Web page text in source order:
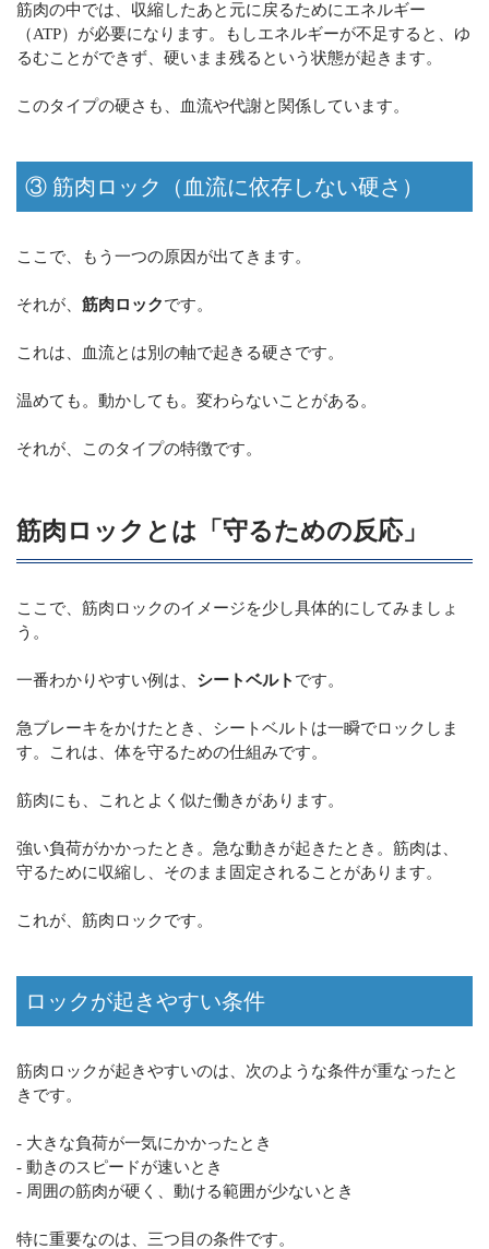
筋肉の中では、収縮したあと元に戻るためにエネルギー
（ATP）が必要になります。もしエネルギーが不足すると、ゆ
るむことができず、硬いまま残るという状態が起きます。
このタイプの硬さも、血流や代謝と関係しています。
③ 筋肉ロック（血流に依存しない硬さ）
ここで、もう一つの原因が出てきます。
それが、 筋肉ロックです。
これは、血流とは別の軸で起きる硬さです。
温めても。動かしても。変わらないことがある。
それが、このタイプの特徴です。
筋肉ロックとは「守るための反応」
ここで、筋肉ロックのイメージを少し具体的にしてみましょ
う。
一番わかりやすい例は、 シートベルト です。
急ブレーキをかけたとき、シートベルトは一瞬でロックしま
す。これは、体を守るための仕組みです。
筋肉にも、これとよく似た働きがあります。
強い負荷がかかったとき。急な動きが起きたとき。筋肉は、
守るために収縮し、そのまま固定されることがあります。
これが、筋肉ロックです。
ロックが起きやすい条件
筋肉ロックが起きやすいのは、次のような条件が重なったと
きです。
- 大きな負荷が一気にかかったとき
- 動きのスピードが速いとき
- 周囲の筋肉が硬く、動ける範囲が少ないとき
特に重要なのは、三つ目の条件です。